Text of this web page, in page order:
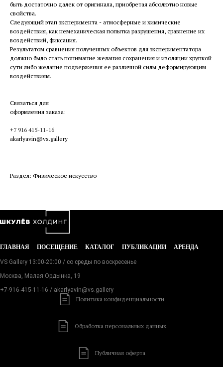
быть достаточно далек от оригинала, приобретая абсолютно новые
свойства.
Следующий этап эксперимента - атмосферные и химические
воздействия, как немеханическая попытка разрушения, сравнение их
воздействий, фиксация.
Результатом сравнения полученных объектов для экспериментатора
должно было стать понимание желания сохранения и изоляции хрупкой
сути либо желание подвержения ее различной силы деформирующим
воздействиям.
Связаться для
оформления заказа:
+7 916 415-11-16
akarlyavin@vs.gallery
Раздел: Физическое искусство
ГЛАВНАЯ ПОСЕЩЕНИЕ КАТАЛОГ ПУБЛИКАЦИИ АРЕНДА
VS Gallery 13:00-20:00 / со среды по воскресенье
Москва, Малая Ордынка, 19
+7-916-415-11-16 / akarlyavin@vs.gallery
Политика конфиденциальности
Обработка персональных данных
Публичная оферта